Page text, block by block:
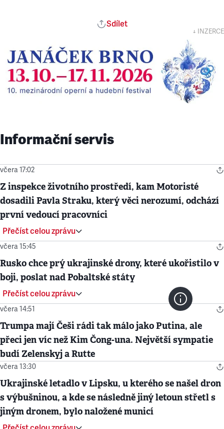
Sdílet
↓ INZERCE
Informační servis
včera 17:02
Z inspekce životního prostředí, kam Motoristé
dosadili Pavla Straku, který věci nerozumí, odchází
první vedoucí pracovníci
Přečíst celou zprávu
včera 15:45
Rusko chce prý ukrajinské drony, které ukořistilo v
boji, poslat nad Pobaltské státy
Přečíst celou zprávu
včera 14:51
Trumpa mají Češi rádi tak málo jako Putina, ale
přeci jen víc než Kim Čong-una. Největší sympatie
budí Zelenskyj a Rutte
včera 13:30
Ukrajinské letadlo v Lipsku, u kterého se našel dron
s výbušninou, a kde se následně jiný letoun střetl s
jiným dronem, bylo naložené municí